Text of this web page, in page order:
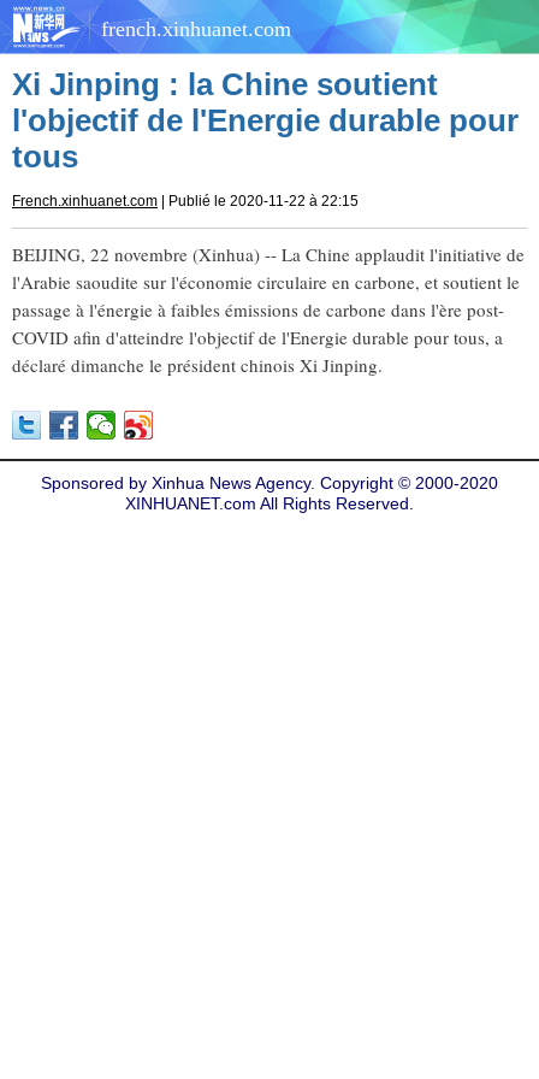
french.xinhuanet.com
Xi Jinping : la Chine soutient
l'objectif de l'Energie durable pour
tous
French.xinhuanet.com | Publié le 2020-11-22 à 22:15
BEIJING, 22 novembre (Xinhua) -- La Chine applaudit l'initiative de
l'Arabie saoudite sur l'économie circulaire en carbone, et soutient le
passage à l'énergie à faibles émissions de carbone dans l'ère post-
COVID afin d'atteindre l'objectif de l'Energie durable pour tous, a
déclaré dimanche le président chinois Xi Jinping.
Sponsored by Xinhua News Agency. Copyright © 2000-2020
XINHUANET.com All Rights Reserved.